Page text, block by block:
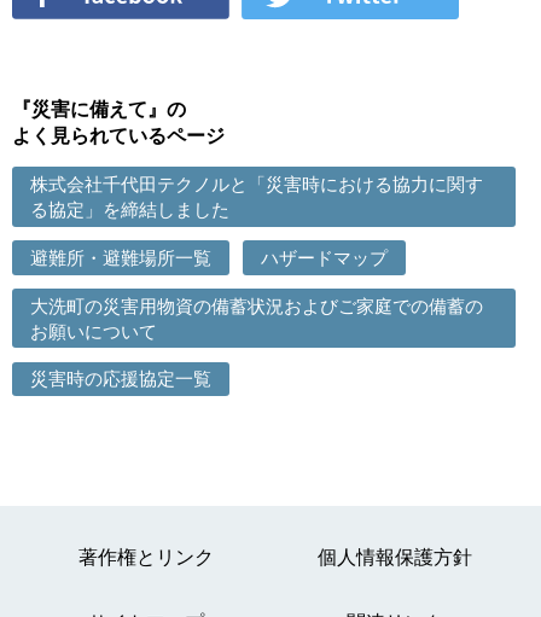
『災害に備えて』の
よく見られているページ
株式会社千代田テクノルと「災害時における協力に関す
る協定」を締結しました
避難所・避難場所一覧 ハザードマップ
大洗町の災害用物資の備蓄状況およびご家庭での備蓄の
お願いについて
災害時の応援協定一覧
著作権とリンク 個人情報保護方針